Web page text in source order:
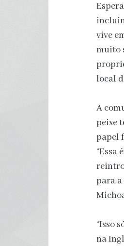
vive
muito
local
A
peixe
papel
“Essa
para a
“Isso
na